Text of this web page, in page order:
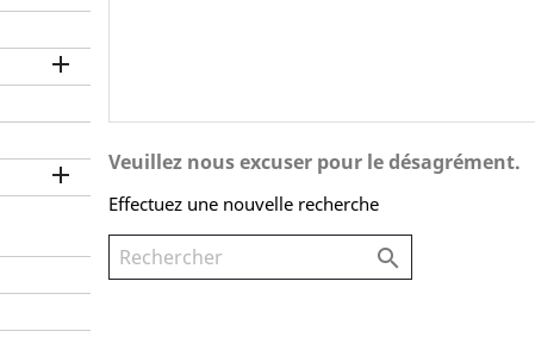

 Veuillez nous excuser pour le désagrément.
Effectuez une nouvelle recherche
